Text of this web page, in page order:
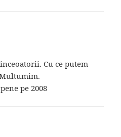
Cu ce putem
pe 2008